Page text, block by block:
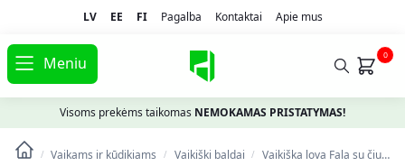
LV EE FI Pagalba Kontaktai Apie mus
Meniu 0
Visoms prekėms taikomas NEMOKAMAS PRISTATYMAS!
/ Vaikams ir kūdikiams / Vaikiški baldai / Vaikiška lova Fala su čiužiniu ir barjerine apsauga 164 cm x 85 cm x 63 cm, princesė